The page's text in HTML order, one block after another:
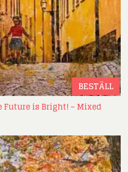
BESTÄLL
Future is Bright! – Mixed